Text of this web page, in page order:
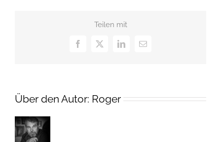
Teilen mit
Facebook
X LinkedIn
E-
Über den Autor: Roger